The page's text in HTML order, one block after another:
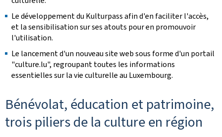
Le développement du Kulturpass afin d'en faciliter l'accès,
et la sensibilisation sur ses atouts pour en promouvoir
l'utilisation.
Le lancement d'un nouveau site web sous forme d'un portail
"culture.lu", regroupant toutes les informations
essentielles sur la vie culturelle au Luxembourg.
Bénévolat, éducation et patrimoine,
trois piliers de la culture en région